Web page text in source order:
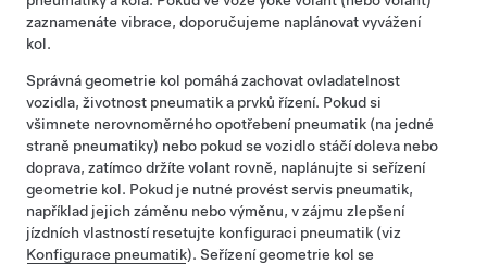
zaznamenáte vibrace, doporučujeme naplánovat vyvážení
kol.
Správná geometrie kol pomáhá zachovat ovladatelnost
vozidla, životnost pneumatik a prvků řízení. Pokud si
všimnete nerovnoměrného opotřebení pneumatik (na jedné
straně pneumatiky) nebo pokud se vozidlo stáčí doleva nebo
doprava, zatímco držíte volant rovně, naplánujte si seřízení
geometrie kol. Pokud je nutné provést servis pneumatik,
například jejich záměnu nebo výměnu, v zájmu zlepšení
jízdních vlastností resetujte konfiguraci pneumatik (viz
Konfigurace pneumatik). Seřízení geometrie kol se